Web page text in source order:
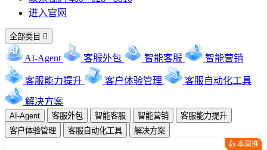
进入官网
全部类目 
AI-Agent 客服外包 智能客服 智能营销
客服能力提升 客户体验管理 客服自动化工具
解决方案
AI-Agent 客服外包 智能客服 智能营销
客服能力提升
客户体验管理
客服自动化工具 解决方案
👍 本周推